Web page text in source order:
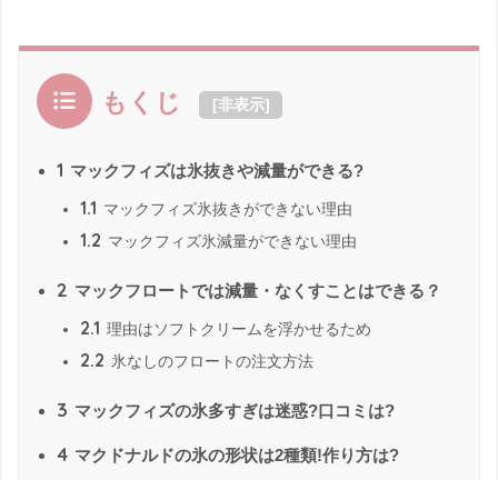
もくじ [非表示]
1 マックフィズは氷抜きや減量ができる?
1.1 マックフィズ氷抜きができない理由
1.2 マックフィズ氷減量ができない理由
2 マックフロートでは減量・なくすことはできる？
2.1 理由はソフトクリームを浮かせるため
2.2 氷なしのフロートの注文方法
3 マックフィズの氷多すぎは迷惑?口コミは?
4 マクドナルドの氷の形状は2種類!作り方は?